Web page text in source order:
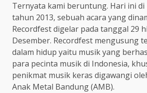
Ternyata kami beruntung. Hari ini
tahun 2013, sebuah acara yang
Recordfest digelar pada tanggal 29
Desember. Recordfest mengusung
dalam hidup yaitu musik yang
para pecinta musik di Indonesia,
penikmat musik keras digawangi
Anak Metal Bandung (AMB).